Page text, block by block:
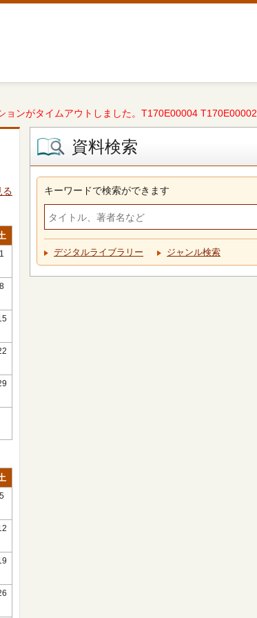
ョンがタイムアウトしました。T170E00004 T170E00002
る
1
8
5
資料検索
キーワードで検索ができます
デジタルライブラリー ジャンル検索